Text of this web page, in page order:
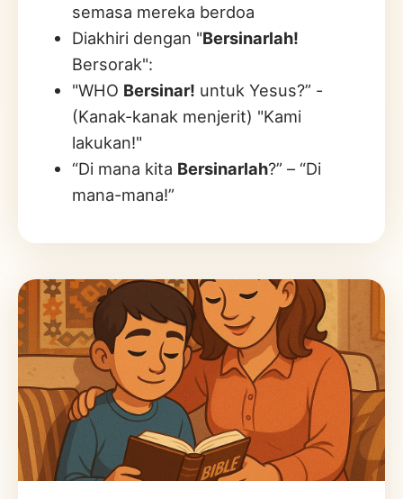
semasa mereka berdoa
Diakhiri dengan "Bersinarlah!
Bersorak":
"WHO Bersinar! untuk Yesus?” -
(Kanak-kanak menjerit) "Kami
lakukan!"
“Di mana kita Bersinarlah?” – “Di
mana-mana!”